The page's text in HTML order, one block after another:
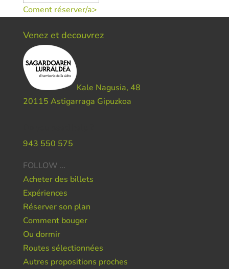
Coment réserver/a>
Venez et decouvrez
Kale Nagusia, 48
20115 Astigarraga Gipuzkoa
943 550 575
FOLLOW …
Acheter des billets
Expériences
Réserver son plan
Comment bouger
Ou dormir
Routes sélectionnées
Autres propositions proches